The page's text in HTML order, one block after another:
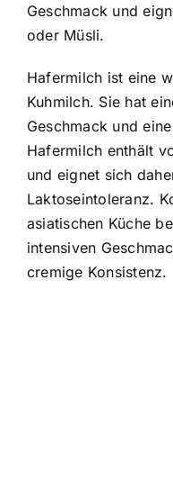
Geschmack und
oder Müsli.
Hafermilch ist eine
Kuhmilch. Sie hat
Geschmack und
Hafermilch enthält
und eignet sich
Laktoseintoleranz.
asiatischen Küche
intensiven
cremige Konsistenz.